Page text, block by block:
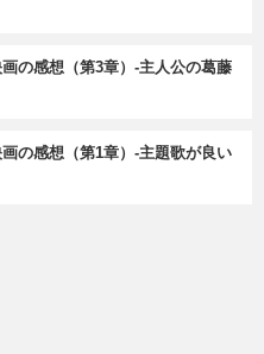
画の感想（第3章）-主人公の葛藤
画の感想（第1章）-主題歌が良い